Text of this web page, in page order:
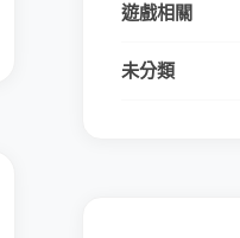
遊戲相關
未分類